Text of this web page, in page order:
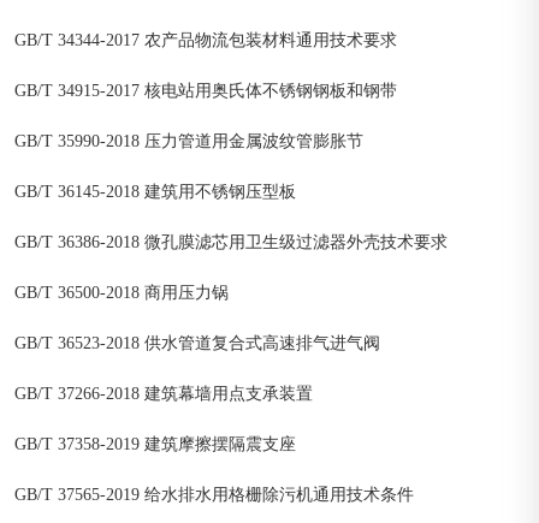
GB/T 34344-2017 农产品物流包装材料通用技术要求
GB/T 34915-2017 核电站用奥氏体不锈钢钢板和钢带
GB/T 35990-2018 压力管道用金属波纹管膨胀节
GB/T 36145-2018 建筑用不锈钢压型板
GB/T 36386-2018 微孔膜滤芯用卫生级过滤器外壳技术要求
GB/T 36500-2018 商用压力锅
GB/T 36523-2018 供水管道复合式高速排气进气阀
GB/T 37266-2018 建筑幕墙用点支承装置
GB/T 37358-2019 建筑摩擦摆隔震支座
GB/T 37565-2019 给水排水用格栅除污机通用技术条件